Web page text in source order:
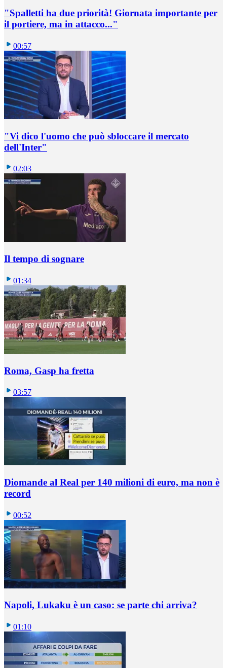
"Spalletti ha due priorità! Giornata importante per
il portiere, ma in attacco..."
00:57
"Vi dico l'uomo che può sbloccare il mercato
dell'Inter"
02:03
Il tempo di sognare
01:34
Roma, Gasp ha fretta
03:57
Diomande al Real per 140 milioni di euro, ma non è
record
00:52
Napoli, Lukaku è un caso: se parte chi arriva?
01:10